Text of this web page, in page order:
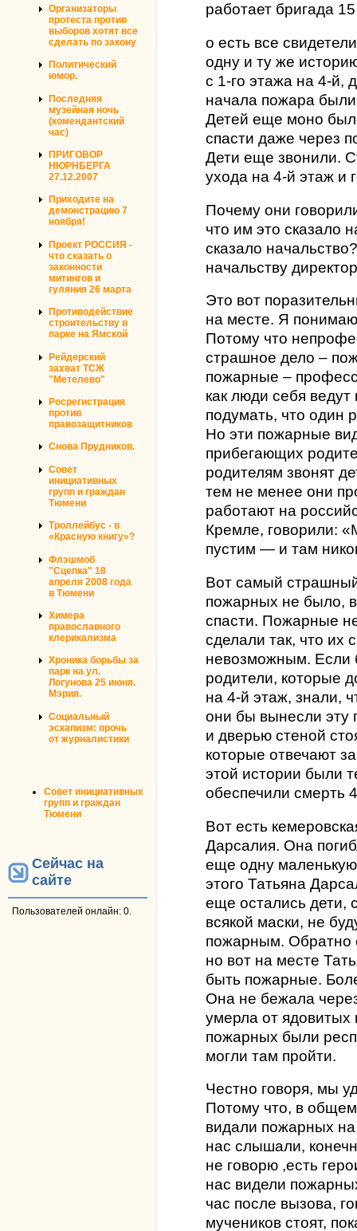
Организаторы
протеста против
выборов хотят все
сделать по закону
Политический
юмор.
Последняя
музейная ночь
(комендантский
час)
ПРИГОВОР
НЮРНБЕРГА
27.12.2007
Приходите на
демонстрацию 7
ноября!
Проект РОССИЯ -
что сказать о
законности
митингов и
гуляния 26 марта
Противодействие
строительству в
парке на Ямской
Рейдерский
захват ТСЖ
"Метелево"
Росрегистрация
против
правозащитников
Снова Прудников.
Совет
инициативных
групп и граждан
Тюмени
Троллейбус - в
«Красную книгу»?
Флэшмоб
"Сцепка" 18
апреля 2008 года
в Тюмени
Химера
православного
клерикализма
Хроника борьбы за
парк на ул.
Логунова 25 июня.
Мэрия.
Социальный
эскапизм: прочь
от журналистики
Совет инициативных
групп и граждан
Тюмени
Сейчас на
сайте
Пользователей онлайн: 0.
работает бригада
о есть все
одну и ту же
с 1-го этажа на 4-й,
начала пожара
Детей еще моно
спасти даже через
Дети еще звонили.
ухода на 4-й этаж и
Почему они
что им это сказало
сказало
начальству
Это вот
на месте. Я
Потому что
страшное дело –
пожарные –
как люди себя
подумать, что один
Но эти пожарные
прибегающих
родителям звонят
тем не менее они
работают на
Кремле, говорили:
пустим — и там
Вот самый
пожарных не было,
спасти. Пожарные
сделали так, что их
невозможным. Если
родители, которые
на 4-й этаж, знали,
они бы вынесли эту
и дверью стеной
которые отвечают
этой истории были
обеспечили смерть
Вот есть
Дарсалия. Она
еще одну
этого Татьяна
еще остались дети,
всякой маски, не
пожарным. Обратно
но вот на месте
быть пожарные.
Она не бежала
умерла от ядовитых
пожарных были
могли там пройти.
Честно говоря, мы
Потому что, в
видали пожарных
нас слышали,
не говорю ,есть
нас видели
час после вызова,
мучеников стоят,